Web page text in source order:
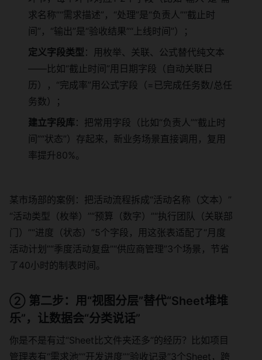
求名称”“需求描述”，“处理”是“负责人”“截止时
间”，“输出”是“验收结果”“上线时间”）；
定义字段类型 ：用枚举、关联、公式替代纯文本
——比如“截止时间”用日期字段（自动关联日
历），“完成率”用公式字段（=已完成任务数/总任
务数）；
建立字段库：把常用字段（比如“负责人”“截止时
间”“状态”）存起来，新业务场景直接调用，复用
率提升80%。
某市场部的案例：把活动流程拆成“活动名称（文本）”
“活动类型（枚举）”“预算（数字）”“执行团队（关联部
门）”“进度（状态）”5个字段，用这张表适配了“月度
活动计划”“季度活动复盘”“供应商管理”3个场景，节省
了40小时的制表时间。
② 第二步：用“视图分层”替代“Sheet堆堆
乐”，让数据会“分类说话”
你是不是有过“Sheet比文件夹还多”的经历？比如项目
管理表有“需求池”“开发进度”“验收记录”3个Sheet，跨